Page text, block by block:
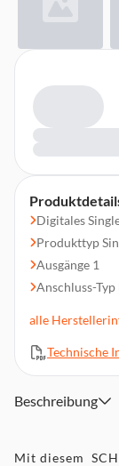
Digitales
Produkttyp
Ausgänge 1
Anschluss-Typ
11,7-12,75
Gummitülle
alle
Technische
Beschreibung
Mit diesem